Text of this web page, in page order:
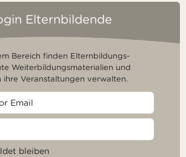
Elternbildende
Bereich finden Elternbildungs-
Weiterbildungsmaterialien und
ihre Veranstaltungen verwalten.
bleiben